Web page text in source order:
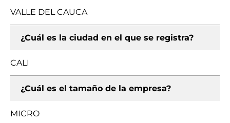
VALLE DEL CAUCA
¿Cuál es la ciudad en el que se registra?
CALI
¿Cuál es el tamaño de la empresa?
MICRO